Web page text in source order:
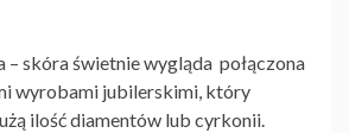
– skóra świetnie wygląda połączona
wyrobami jubilerskimi, który
ilość diamentów lub cyrkonii.